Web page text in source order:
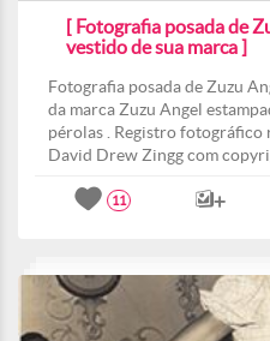
[ Fotografia posada de
vestido de sua marca ]
Fotografia posada de Zuzu
da marca Zuzu Angel
pérolas . Registro
David Drew Zingg com
11